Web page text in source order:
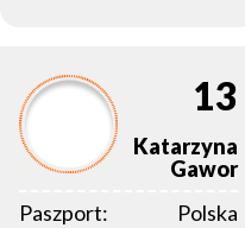
13
Katarzyna
Gawor
Paszport:
Polska